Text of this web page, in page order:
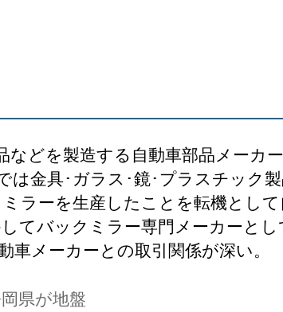
などを製造する自動車部品メーカ
は金具･ガラス･鏡･プラスチック
ラーを生産したことを転機として
てバックミラー専門メーカーとし
メーカーとの取引関係が深い。
県が地盤